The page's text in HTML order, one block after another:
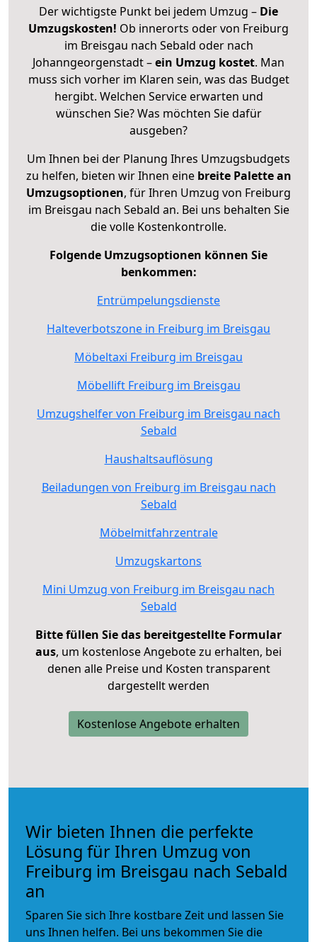
Der wichtigste Punkt bei jedem Umzug – Die
Umzugskosten! Ob innerorts oder von Freiburg
im Breisgau nach Sebald oder nach
Johanngeorgenstadt –ein Umzug kostet. Man
muss sich vorher im Klaren sein, was das Budget
hergibt. Welchen Service erwarten und
wünschen Sie? Was möchten Sie dafür
ausgeben?
Um Ihnen bei der Planung Ihres Umzugsbudgets
zu helfen, bieten wir Ihnen eine breite Palette an
Umzugsoptionen, für Ihren Umzug von Freiburg
im Breisgau nach Sebald an. Bei uns behalten Sie
die volle Kostenkontrolle.
Folgende Umzugsoptionen können Sie
benkommen:
Entrümpelungsdienste
Halteverbotszone in Freiburg im Breisgau
Möbeltaxi Freiburg im Breisgau
Möbellift Freiburg im Breisgau
Umzugshelfer von Freiburg im Breisgau nach
Sebald
Haushaltsauflösung
Beiladungen von Freiburg im Breisgau nach
Sebald
Möbelmitfahrzentrale
Umzugskartons
Mini Umzug von Freiburg im Breisgau nach
Sebald
Bitte füllen Sie das bereitgestellte Formular
aus, um kostenlose Angebote zu erhalten, bei
denen alle Preise und Kosten transparent
dargestellt werden
Kostenlose Angebote erhalten
Wir bieten Ihnen die perfekte
Lösung für Ihren Umzug von
Freiburg im Breisgau nach Sebald
an
Sparen Sie sich Ihre kostbare Zeit und lassen Sie
uns Ihnen helfen. Bei uns bekommen Sie die